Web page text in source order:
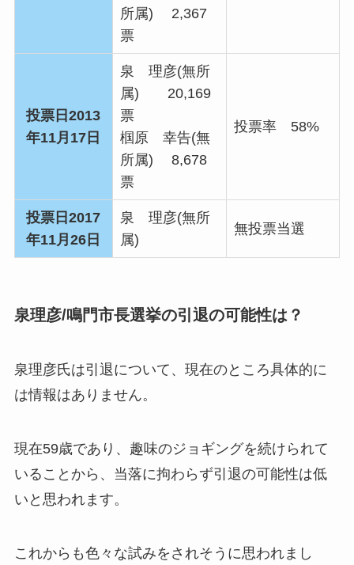
所属) 2,367
票
投票日2013
年11月17日
泉 理彦(無所
属) 20,169
票
椢原 幸告(無
所属) 8,678
票
投票率 58%
投票日2017
年11月26日
泉 理彦(無所
属)
無投票当選
泉理彦/鳴門市長選挙の引退の可能性は？
泉理彦氏は引退について、現在のところ具体的に
は情報はありません。
現在59歳であり、趣味のジョギングを続けられて
いることから、当落に拘わらず引退の可能性は低
いと思われます。
これからも色々な試みをされそうに思われまし